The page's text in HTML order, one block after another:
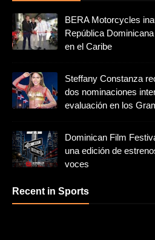
BERA Motorcycles
República
en el Caribe
Steffany Constanza
dos nominaciones
evaluación en los
Dominican Film
una edición de
voces
Recent in Sports